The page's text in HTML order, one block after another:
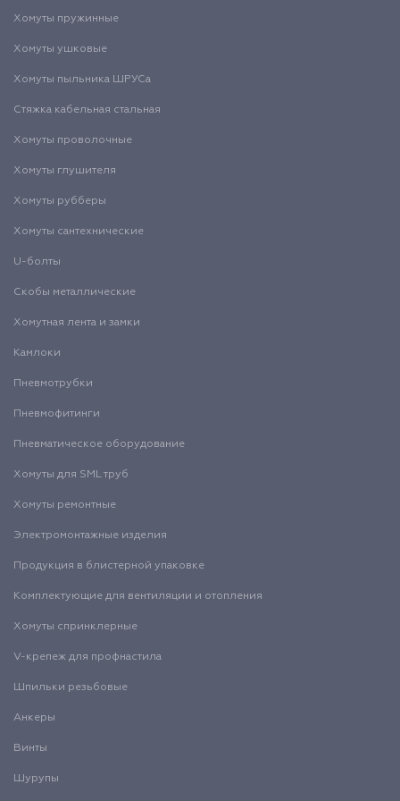
Хомуты пружинные
Хомуты ушковые
Хомуты пыльника ШРУСа
Стяжка кабельная стальная
Хомуты проволочные
Хомуты глушителя
Хомуты рубберы
Хомуты сантехнические
U-болты
Скобы металлические
Хомутная лента и замки
Камлоки
Пневмотрубки
Пневмофитинги
Пневматическое оборудование
Хомуты для SML труб
Хомуты ремонтные
Электромонтажные изделия
Продукция в блистерной упаковке
Комплектующие для вентиляции и отопления
Хомуты спринклерные
V-крепеж для профнастила
Шпильки резьбовые
Анкеры
Винты
Шурупы